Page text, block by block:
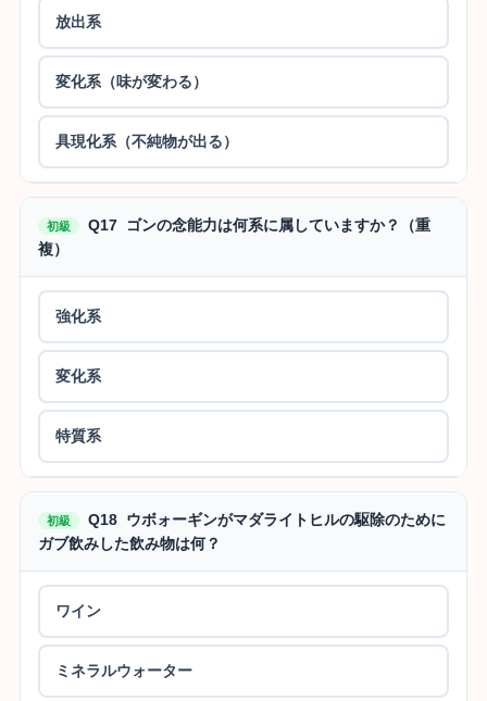
放出系
変化系（味が変わる）
具現化系（不純物が出る）
初級
Q17 ゴンの念能力は何系に属していますか？（重
複）
強化系
変化系
特質系
初級
Q18 ウボォーギンがマダライトヒルの駆除のために
ガブ飲みした飲み物は何？
ワイン
ミネラルウォーター